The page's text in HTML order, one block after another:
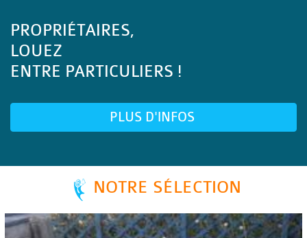
PROPRIÉTAIRES,
LOUEZ
ENTRE PARTICULIERS !
PLUS D'INFOS
NOTRE SÉLECTION